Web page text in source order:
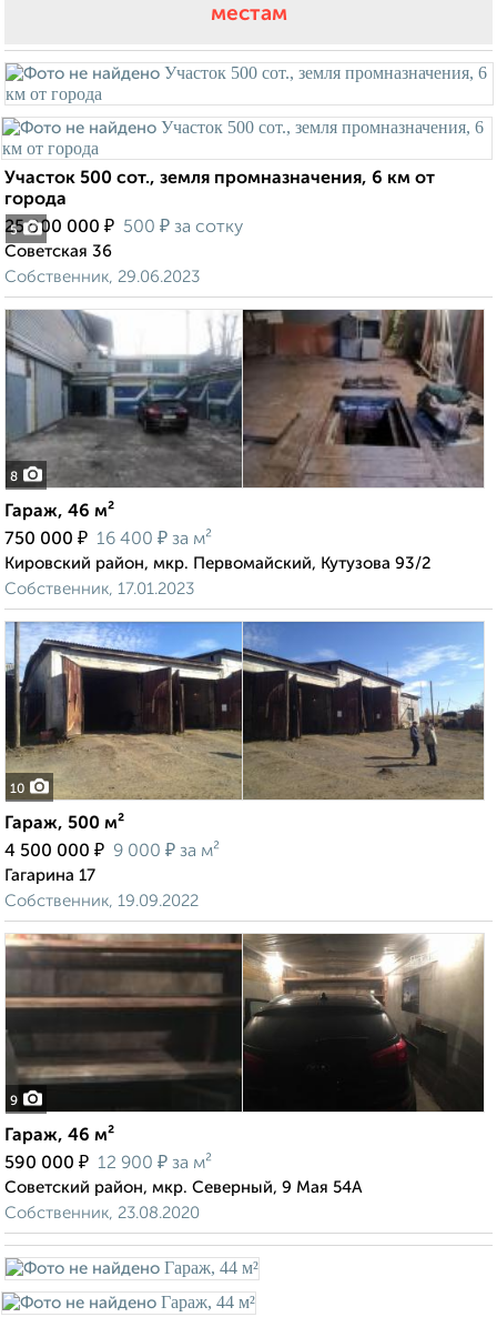
местам
5
Участок 500 сот., земля промназначения, 6 км от
города
25 000 000 ₽ 500 ₽ за сотку
Советская 36
Собственник, 29.06.2023
8
Гараж, 46 м²
750 000 ₽ 16 400 ₽ за м²
Кировский район, мкр. Первомайский, Кутузова 93/2
Собственник, 17.01.2023
10
Гараж, 500 м²
4 500 000 ₽ 9 000 ₽ за м²
Гагарина 17
Собственник, 19.09.2022
9
Гараж, 46 м²
590 000 ₽ 12 900 ₽ за м²
Советский район, мкр. Северный, 9 Мая 54А
Собственник, 23.08.2020